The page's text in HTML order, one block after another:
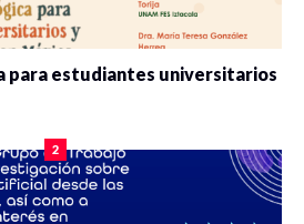
para estudiantes universitarios
2